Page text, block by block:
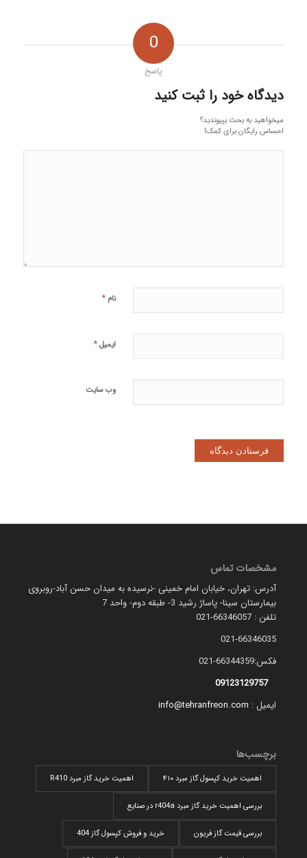
0
پاسخ
دیدگاه خود را ثبت کنید
میخواهید به بحث بپیوندید؟
احساس رایگان برای کمک!
نام *
ایمیل*
وب‌ سایت
مشخصات تماس
آدرس: تهران، خیابان امام خمینی -نرسیده به میدان حسن آباد-روبروی
بیمارستان سینا- پاساژ رشید 3- طبقه دوم- واحد 7
تلفن : 66346057-021
021-66346035
فکس:66344359-021
09123129757
ایمیل : info@tehranfreon.com
برچسب‌ها
اهمیت خرید کپسول گاز مبرد ۴۱۰ اهمیت خرید گاز مبرد R410
بررسی اهمیت خرید گاز مبرد r404a در صنایع
بررسی قیمت گاز فریون خرید و فروش کپسول گاز 404